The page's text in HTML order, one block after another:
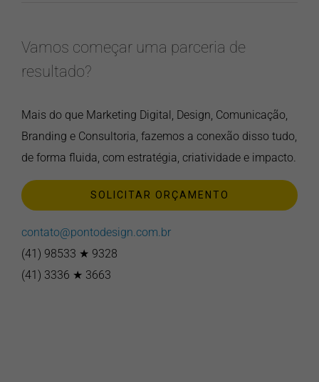
Vamos começar uma parceria de
resultado?
Mais do que Marketing Digital, Design, Comunicação,
Branding e Consultoria, fazemos a conexão disso tudo,
de forma fluida, com estratégia, criatividade e impacto.
SOLICITAR ORÇAMENTO
contato@pontodesign.com.br
(41) 98533 ★ 9328
(41) 3336 ★ 3663